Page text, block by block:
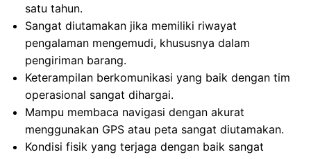
satu tahun.
Sangat diutamakan jika memiliki riwayat
pengalaman mengemudi, khususnya dalam
pengiriman barang.
Keterampilan berkomunikasi yang baik dengan tim
operasional sangat dihargai.
Mampu membaca navigasi dengan akurat
menggunakan GPS atau peta sangat diutamakan.
Kondisi fisik yang terjaga dengan baik sangat